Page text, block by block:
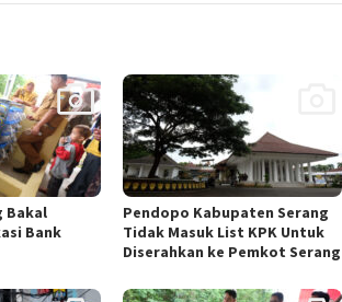
Bakal
Bank
Pendopo Kabupaten Serang
Tidak Masuk List KPK Untuk
Diserahkan ke Pemkot Serang